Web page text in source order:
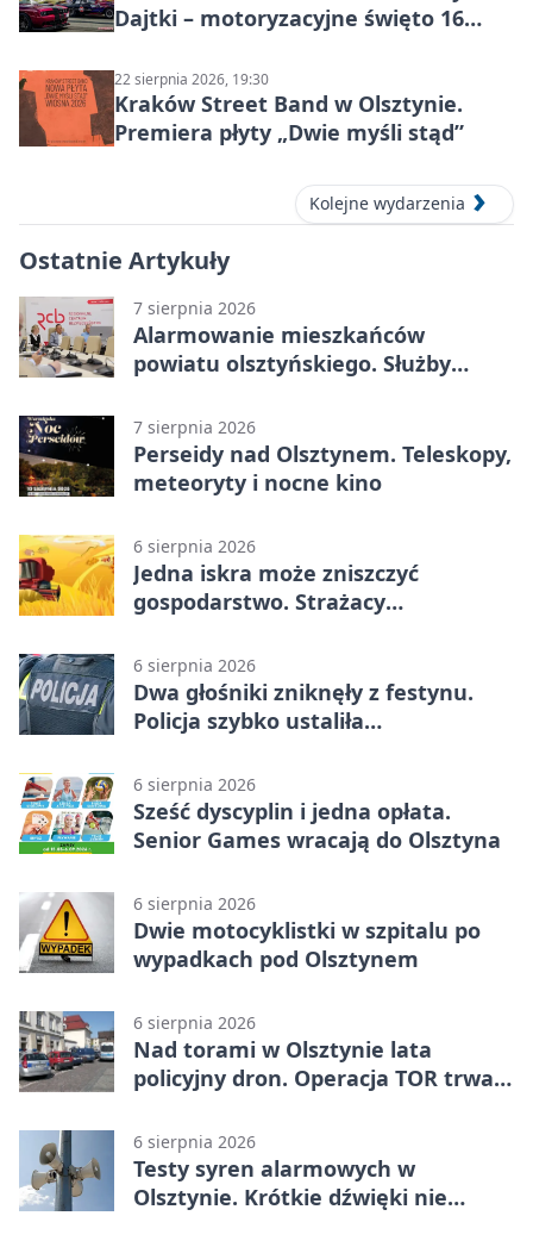
Dajtki – motoryzacyjne święto 16
22 sierpnia 2026, 19:30
Kraków Street Band w Olsztynie.
Premiera płyty „Dwie myśli stąd”
Kolejne wydarzenia
Ostatnie Artykuły
7 sierpnia 2026
Alarmowanie mieszkańców
powiatu olsztyńskiego. Służby
7 sierpnia 2026
Perseidy nad Olsztynem. Teleskopy,
meteoryty i nocne kino
6 sierpnia 2026
Jedna iskra może zniszczyć
gospodarstwo. Strażacy
6 sierpnia 2026
Dwa głośniki zniknęły z festynu.
Policja szybko ustaliła
6 sierpnia 2026
Sześć dyscyplin i jedna opłata.
Senior Games wracają do Olsztyna
6 sierpnia 2026
Dwie motocyklistki w szpitalu po
wypadkach pod Olsztynem
6 sierpnia 2026
Nad torami w Olsztynie lata
policyjny dron. Operacja TOR trwa
6 sierpnia 2026
Testy syren alarmowych w
Olsztynie. Krótkie dźwięki nie